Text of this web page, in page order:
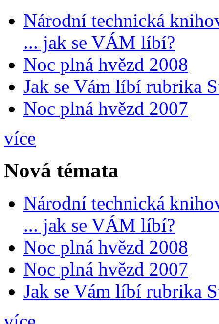
Národní technická
... jak se VÁM líbí?
Noc plná hvězd 2008
Jak se Vám líbí rubrika
Noc plná hvězd 2007
více
Nová témata
Národní technická
... jak se VÁM líbí?
Noc plná hvězd 2008
Noc plná hvězd 2007
Jak se Vám líbí rubrika